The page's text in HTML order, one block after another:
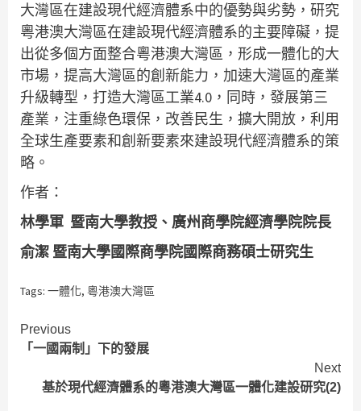
大灣區在建設現代經濟體系中的優勢與劣勢，研究
粵港澳大灣區在建設現代經濟體系的主要障礙，提
出從多個方面整合粵港澳大灣區，形成一體化的大
市場，提高大灣區的創新能力，加速大灣區的產業
升級轉型，打造大灣區工業4.0，同時，發展第三
產業，注重綠色環保，改善民生，擴大開放，利用
全球生產要素和創新要素來建設現代經濟體系的策
略。
作者：
林學軍 暨南大學教授、廣州商學院經濟學院院長
俞潔 暨南大學國際商學院國際商務碩士研究生
Tags: 一體化, 粵港澳大灣區
Continue
Reading
Previous
「一國兩制」下的發展
Next
基於現代經濟體系的粵港澳大灣區一體化建設研究(2)